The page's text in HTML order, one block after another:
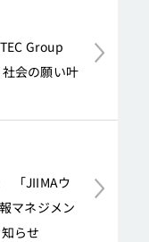
Group
会の願い叶
「JIIMAウ
マネジメン
らせ